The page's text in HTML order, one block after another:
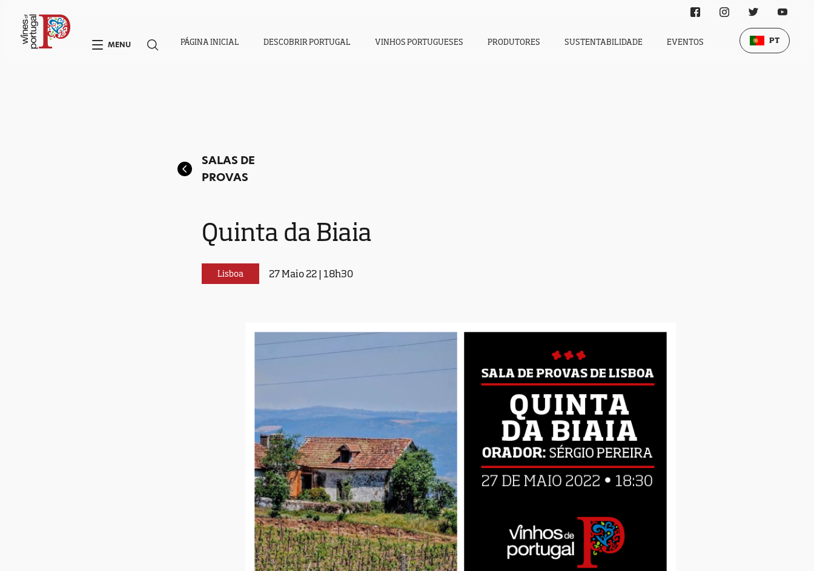
SALAS DE
PROVAS
Quinta da Biaia
Lisboa 27 Maio 22 | 18h30
MENU PÁGINA INICIAL DESCOBRIR PORTUGAL VINHOS PORTUGUESES PRODUTORES SUSTENTABILIDADE EVENTOS PT